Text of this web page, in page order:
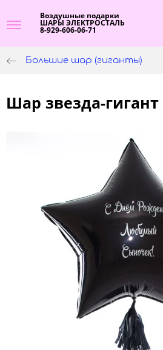
Воздушные подарки
ШАРЫ ЭЛЕКТРОСТАЛЬ
8-929-606-06-71
Большие шар (гиганты)
Шар звезда-